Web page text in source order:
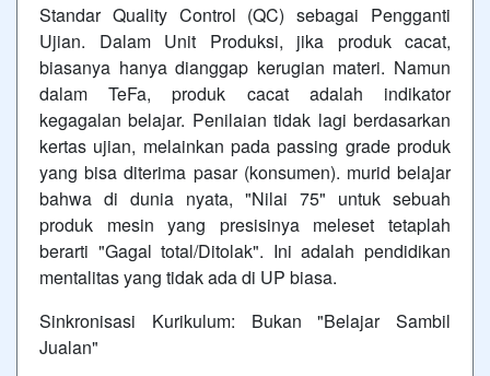
Standar Quality Control (QC) sebagai Pengganti
Ujian. Dalam Unit Produksi, jika produk cacat,
biasanya hanya dianggap kerugian materi. Namun
dalam TeFa, produk cacat adalah indikator
kegagalan belajar. Penilaian tidak lagi berdasarkan
kertas ujian, melainkan pada passing grade produk
yang bisa diterima pasar (konsumen). murid belajar
bahwa di dunia nyata, "Nilai 75" untuk sebuah
produk mesin yang presisinya meleset tetaplah
berarti "Gagal total/Ditolak". Ini adalah pendidikan
mentalitas yang tidak ada di UP biasa.
Sinkronisasi Kurikulum: Bukan "Belajar Sambil
Jualan"